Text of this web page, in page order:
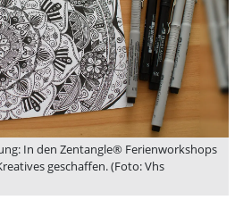
In den Zentangle® Ferienworkshops
geschaffen. (Foto: Vhs